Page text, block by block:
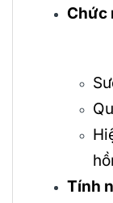
Chức
Tính